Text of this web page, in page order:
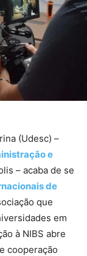
(Udesc) –
e
– acaba de se
de
que
em
à NIBS abre
cooperação